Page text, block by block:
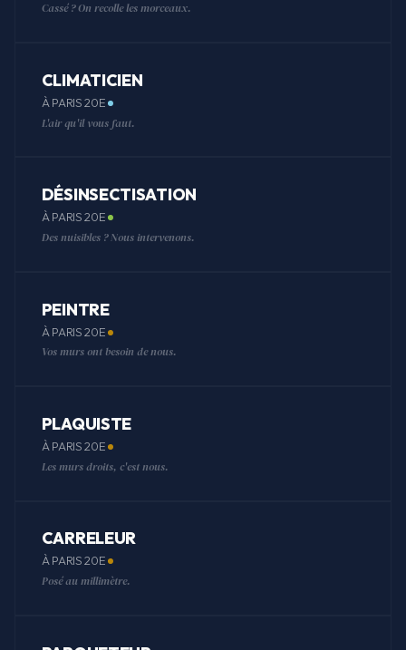
Cassé ? On recolle les morceaux.
CLIMATICIEN
À PARIS 20E
L'air qu'il vous faut.
DÉSINSECTISATION
À PARIS 20E
Des nuisibles ? Nous intervenons.
PEINTRE
À PARIS 20E
Vos murs ont besoin de nous.
PLAQUISTE
À PARIS 20E
Les murs droits, c'est nous.
CARRELEUR
À PARIS 20E
Posé au millimètre.